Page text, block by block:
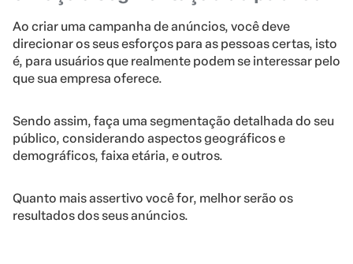
Ao criar uma campanha de anúncios, você deve
direcionar os seus esforços para as pessoas certas, isto
é, para usuários que realmente podem se interessar pelo
que sua empresa oferece.
Sendo assim, faça uma segmentação detalhada do seu
público, considerando aspectos geográficos e
demográficos, faixa etária, e outros.
Quanto mais assertivo você for, melhor serão os
resultados dos seus anúncios.